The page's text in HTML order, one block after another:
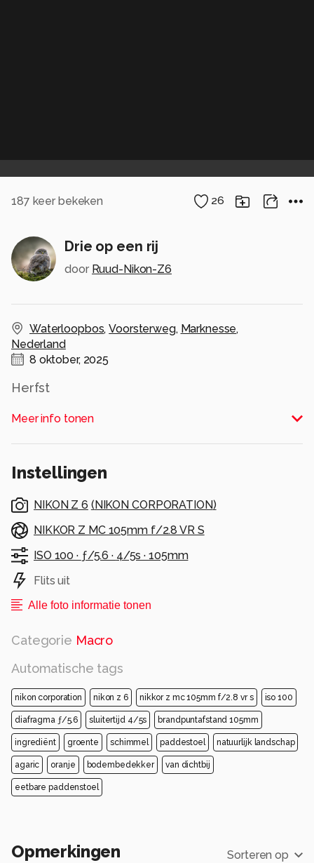
187 keer bekeken 26
Drie op een rij
door Ruud-Nikon-Z6
Waterloopbos,Voorsterweg, Marknesse,
Nederland
8 oktober, 2025
Herfst
Alle rechten voorbehouden
Meer info tonen
Instellingen
NIKON Z 6 ( NIKON CORPORATION)
NIKKOR Z MC 105mm f/2.8 VR S
ISO 100 · ƒ/5.6 · 4/5s ·105mm
Flits uit
Alle foto informatie tonen
Categorie Macro
Automatische tags
nikon corporation nikon z 6 nikkor z mc 105mm f/2.8 vr s iso 100
diafragma ƒ/5.6 sluitertijd 4/5s brandpuntafstand 105mm
ingrediënt groente schimmel paddestoel natuurlijk landschap
agaric oranje bodembedekker van dichtbij
eetbare paddenstoel
Opmerkingen Sorteren op